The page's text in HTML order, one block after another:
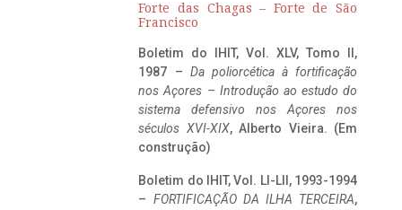
Forte das Chagas – Forte de São
Francisco
Boletim do IHIT, Vol. XLV, Tomo II,
1987 – Da poliorcética à fortificação
nos Açores – Introdução ao estudo do
sistema defensivo nos Açores nos
séculos XVI-XIX, Alberto Vieira. (Em
construção)
Boletim do IHIT, Vol. LI-LII, 1993-1994
– FORTIFICAÇÃO DA ILHA TERCEIRA,